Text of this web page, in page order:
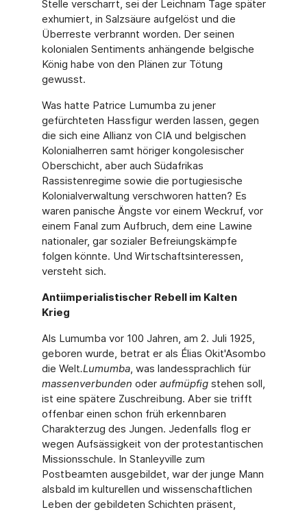
Stelle verscharrt, sei der Leichnam Tage später
exhumiert, in Salz­säure aufgelöst und die
Überreste verbrannt worden. Der seinen
kolonialen Sentiments anhängende belgische
König habe von den Plänen zur Tötung
gewusst.
Was hatte Patrice Lumumba zu jener
gefürchteten Hassfigur werden lassen, gegen
die sich eine Allianz von CIA und belgischen
Kolonialherren samt höriger kongolesischer
Oberschicht, aber auch Südafrikas
Rassistenregime sowie die portugiesische
Kolonial­verwaltung verschworen hatten? Es
waren panische Ängste vor einem Weckruf, vor
einem Fanal zum Aufbruch, dem eine Lawine
nationaler, gar sozialer Befreiungskämpfe
folgen könnte. Und Wirtschaftsinteressen,
versteht sich.
Antiimperialistischer Rebell im Kalten
Krieg
Als Lumumba vor 100 Jahren, am 2. Juli 1925,
geboren wurde, betrat er als Élias Okit'Asombo
die Welt.Lumumba, was landessprachlich für
massenverbunden oderauf­müpfigstehen soll,
ist eine spätere Zuschreibung. Aber sie trifft
offenbar einen schon früh erkennbaren
Charakterzug des Jungen. Jedenfalls flog er
wegen Aufsässigkeit von der protestantischen
Missionsschule. In Stanleyville zum
Postbeamten ausgebildet, war der junge Mann
alsbald im kulturellen und wissenschaftlichen
Leben der gebildeten Schichten präsent,